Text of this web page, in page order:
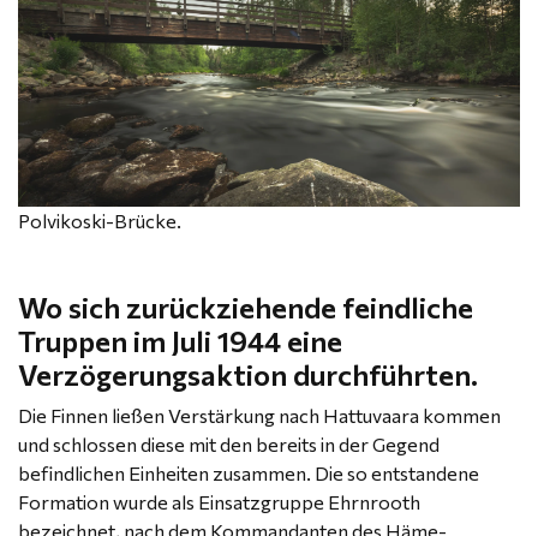
Polvikoski-Brücke.
Wo sich zurückziehende feindliche
Truppen im Juli 1944 eine
Verzögerungsaktion durchführten.
Die Finnen ließen Verstärkung nach Hattuvaara kommen
und schlossen diese mit den bereits in der Gegend
befindlichen Einheiten zusammen. Die so entstandene
Formation wurde als Einsatzgruppe Ehrnrooth
bezeichnet, nach dem Kommandanten des Häme-